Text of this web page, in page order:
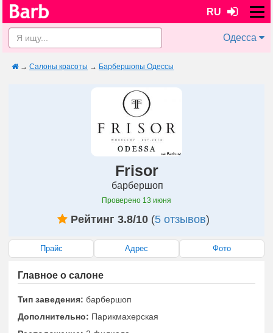
RU
Одесса
→ Салоны красоты → Барбершопы Одессы
Frisor
барбершоп
Проверено 13 июня
Рейтинг 3.8/10 (5 отзывов)
Прайс Адрес Фото
Главное о салоне
Тип заведения: барбершоп
Дополнительно: Парикмахерская